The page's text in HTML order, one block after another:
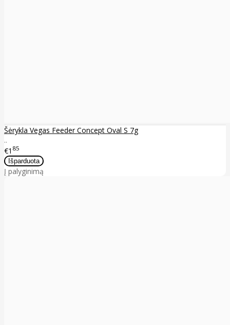
Šėrykla Vegas Feeder Concept Oval S 7g
..
€1 85
Į palyginimą